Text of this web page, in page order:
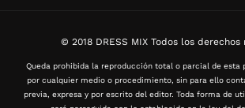
© 2018 DRESS MIX Todos los derechos
Queda prohibida la reproducción total o parcial de esta
por cualquier medio o procedimiento, sin para ello
previa, expresa y por escrito del editor. Toda forma de